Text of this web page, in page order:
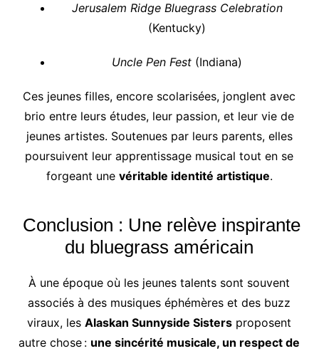
Jerusalem Ridge Bluegrass Celebration
(Kentucky)
Uncle Pen Fest (Indiana)
Ces jeunes filles, encore scolarisées, jonglent avec
brio entre leurs études, leur passion, et leur vie de
jeunes artistes. Soutenues par leurs parents, elles
poursuivent leur apprentissage musical tout en se
forgeant une véritable identité artistique.
Conclusion : Une relève inspirante
du bluegrass américain
À une époque où les jeunes talents sont souvent
associés à des musiques éphémères et des buzz
viraux, lesAlaskan Sunnyside Sisters proposent
autre chose : une sincérité musicale, un respect de